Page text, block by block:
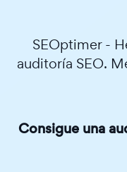
SEOptimer -
auditoría SEO.
Consigue una